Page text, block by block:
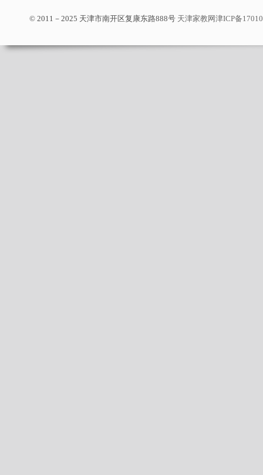
© 2011－2025 天津市南开区复康东路888号 天津家教网津ICP备